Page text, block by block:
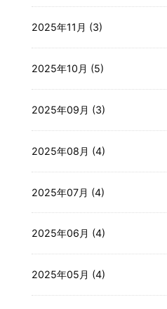
2025年11月 (3)
2025年10月 (5)
2025年09月 (3)
2025年08月 (4)
2025年07月 (4)
2025年06月 (4)
2025年05月 (4)